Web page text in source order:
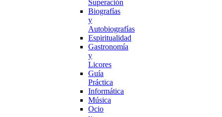
Superación
Biografías
y
Autobiografías
Espiritualidad
Gastronomía
y
Licores
Guía
Práctica
Informática
Música
Ocio